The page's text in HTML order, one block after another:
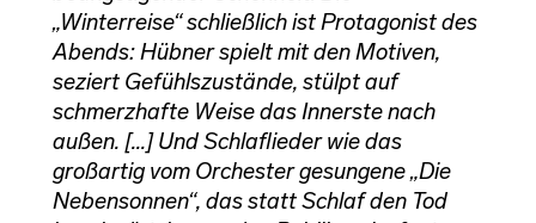
„Winterreise“ schließlich ist Protagonist des
Abends: Hübner spielt mit den Motiven,
seziert Gefühlszustände, stülpt auf
schmerzhafte Weise das Innerste nach
außen. [...] Und Schlaflieder wie das
großartig vom Orchester gesungene „Die
Nebensonnen“, das statt Schlaf den Tod